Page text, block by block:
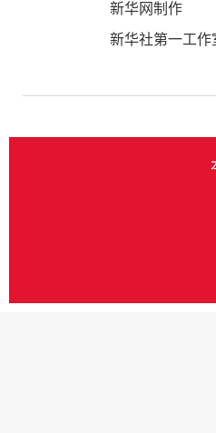
新华网制作
新华社第一工作